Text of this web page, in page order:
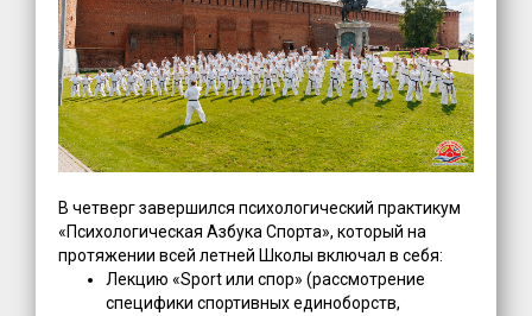
В четверг завершился психологический практикум
«Психологическая Азбука Спорта», который на
протяжении всей летней Школы включал в себя:
Лекцию «Sport или спор» (рассмотрение
специфики спортивных единоборств,